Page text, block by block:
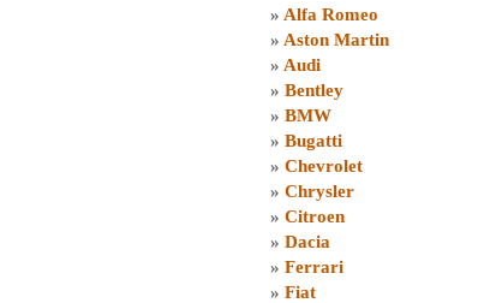
» Alfa Romeo
» Aston Martin
» Audi
» Bentley
» BMW
» Bugatti
» Chevrolet
» Chrysler
» Citroen
» Dacia
» Ferrari
» Fiat